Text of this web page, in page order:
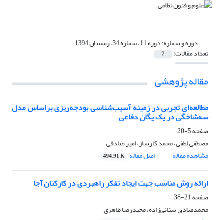
دوره و شماره:دوره 11، شماره 34، زمستان 1394
تعداد مقالات: 7
مقاله پژوهشی
مطالعه‌ای تجربی در زمینه آسیب‌شناسی بودجه‌ریزی براساس مدل
سه‌شاخگی در یک یگان دفاعی
صفحه5-20
مصطفی لطفی، محمد کارساز، امیر صادقی
مشاهده مقاله
اصل مقاله 494.91 K
ارائه روش مناسب جهت ایجاد تفکر راهبردی در کارکنان آجا
صفحه21-38
محمدصادق سنائی‌زاده، مجیدرضا طاهری